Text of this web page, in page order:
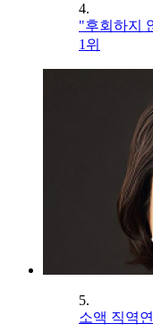
4.
"후회하지
1위
5.
소액 직역